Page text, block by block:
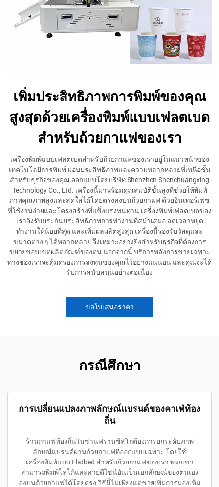
เพิ่มประสิทธิภาพการพิมพ์ของคุณ
สูงสุดด้วยเครื่องพิมพ์แบบเฟลตเบด
สำหรับถ้วยกาแฟของเรา
เครื่องพิมพ์แบบเฟลตเบดสำหรับถ้วยกาแฟของเราอยู่ในแนวหน้าของ
เทคโนโลยีการพิมพ์ มอบประสิทธิภาพและความหลากหลายที่เหนือชั้น
สำหรับธุรกิจของคุณ ออกแบบโดยบริษัท Shenzhen Shenchuangxing
Technology Co., Ltd. เครื่องนี้มาพร้อมคุณสมบัติขั้นสูงที่ช่วยให้พิมพ์
ภาพคุณภาพสูงและสดใสได้โดยตรงลงบนถ้วยกาแฟ ด้วยอินเทอร์เฟซ
ที่ใช้งานง่ายและโครงสร้างที่แข็งแรงทนทาน เครื่องพิมพ์เฟลตเบดของ
เราจึงรับประกันประสิทธิภาพการทำงานที่สม่ำเสมอ ลดเวลาหยุด
ทำงานให้น้อยที่สุด และเพิ่มผลผลิตสูงสุด เครื่องนี้รองรับวัสดุและ
ขนาดต่าง ๆ ได้หลากหลาย จึงเหมาะอย่างยิ่งสำหรับธุรกิจที่ต้องการ
ขยายขอบเขตผลิตภัณฑ์ของตน นอกจากนี้ บริการหลังการขายเฉพาะ
ทางของเราจะคุ้มครองการลงทุนของคุณไว้อย่างแน่นอน และคุณจะได้
รับการสนับสนุนอย่างต่อเนื่อง
ขอใบเสนอราคา
กรณีศึกษา
การเปลี่ยนแปลงภาพลักษณ์แบรนด์ของคาเฟ่ท้อง
ถิ่น
ร้านกาแฟท้องถิ่นในซานฟรานซิสโกต้องการยกระดับภาพ
ลักษณ์แบรนด์ผ่านถ้วยกาแฟที่ออกแบบเฉพาะ โดยใช้
เครื่องพิมพ์แบบ Flatbed สำหรับถ้วยกาแฟของเรา พวกเขา
สามารถพิมพ์โลโก้และลายดีไซน์อันเป็นเอกลักษณ์ของตนเอง
ลงบนถ้วยกาแฟได้โดยตรง วิธีนี้ไม่เพียงแต่ช่วยเพิ่มการมองเห็น